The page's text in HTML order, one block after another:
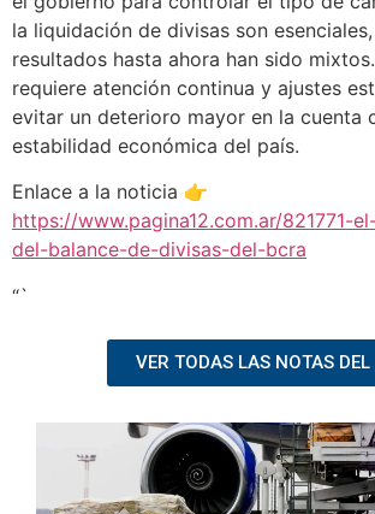
la liquidación de divisas son
resultados hasta ahora han sido
requiere atención continua y ajustes
evitar un deterioro mayor en la cuenta
estabilidad económica del país.
Enlace a la noticia 👉
https://www.pagina12.com.ar/821771-
del-balance-de-divisas-del-bcra
“`
VER TODAS LAS NOTAS DEL